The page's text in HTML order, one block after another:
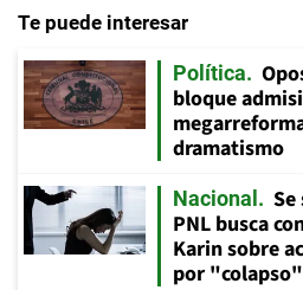
Te puede interesar
Política
bloque
dramatismo
Nacional
PNL busca
Karin sobre
por